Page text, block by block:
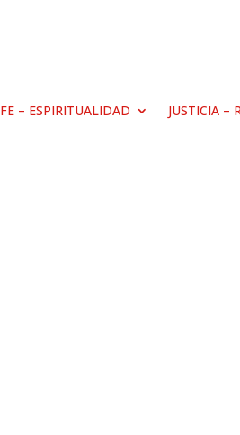
FE – ESPIRITUALIDAD JUSTICIA –